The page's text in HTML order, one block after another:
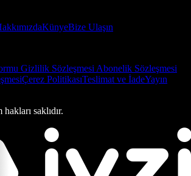
KünyeBize Ulaşın
Gizlilik Sözleşmesi Abonelik Sözleşmesi
Çerez PolitikasıTeslimat ve İadeYayın
saklıdır.